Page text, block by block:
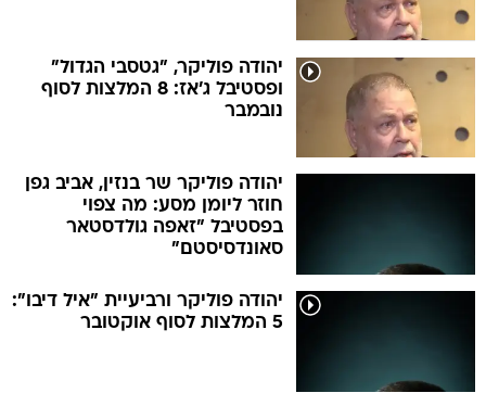
יהודה פוליקר, "גטסבי הגדול"
ופסטיבל ג'אז: 8 המלצות לסוף
נובמבר
יהודה פוליקר שר בנזין, אביב גפן
חוזר ליומן מסע: מה צפוי
בפסטיבל "זאפה גולדסטאר
סאונדסיסטם"
יהודה פוליקר ורביעיית "איל דיבו":
5 המלצות לסוף אוקטובר